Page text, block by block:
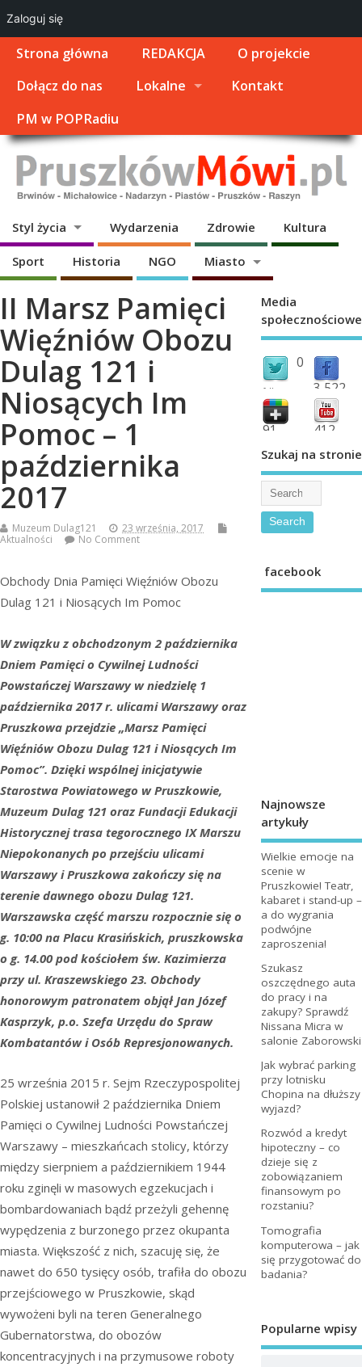
Strona główna REDAKCJA
O projekcie
Dołącz do nas
Lokalne
Kontakt
PM w POPRadiu
Styl życia Wydarzenia Zdrowie Kultura
Sport Historia NGO Miasto
II Marsz Pamięci
Więźniów Obozu
Dulag 121 i
Niosących Im
Pomoc – 1
października
2017
Muzeum Dulag121
23 września, 2017
Aktualności
No Comment
Obchody Dnia Pamięci Więźniów Obozu
Dulag 121 i Niosących Im Pomoc
W związku z obchodzonym 2 października
Dniem Pamięci o Cywilnej Ludności
Powstańczej Warszawy w niedzielę 1
października 2017 r. ulicami Warszawy oraz
Pruszkowa przejdzie „Marsz Pamięci
Więźniów Obozu Dulag 121 i Niosących Im
Pomoc”. Dzięki wspólnej inicjatywie
Starostwa Powiatowego w Pruszkowie,
Muzeum Dulag 121 oraz Fundacji Edukacji
Historycznej trasa tegorocznego IX Marszu
Niepokonanych po przejściu ulicami
Warszawy i Pruszkowa zakończy się na
terenie dawnego obozu Dulag 121.
Warszawska część marszu rozpocznie się o
g. 10:00 na Placu Krasińskich, pruszkowska
o g. 14.00 pod kościołem św. Kazimierza
przy ul. Kraszewskiego 23. Obchody
honorowym patronatem objął Jan Józef
Kasprzyk, p.o. Szefa Urzędu do Spraw
Kombatantów i Osób Represjonowanych.
25 września 2015 r. Sejm Rzeczypospolitej
Polskiej ustanowił 2 października Dniem
Pamięci o Cywilnej Ludności Powstańczej
Warszawy – mieszkańcach stolicy, którzy
między sierpniem a październikiem 1944
roku zginęli w masowych egzekucjach i
bombardowaniach bądź przeżyli gehennę
wypędzenia z burzonego przez okupanta
miasta. Większość z nich, szacuję się, że
nawet do 650 tysięcy osób, trafiła do obozu
przejściowego w Pruszkowie, skąd
wywożeni byli na teren Generalnego
Gubernatorstwa, do obozów
koncentracyjnych i na przymusowe roboty
Media
społecznościowe
0
followers 3,522
fans
91 412
Szukaj na stronie
facebook
Najnowsze
artykuły
Wielkie emocje na
scenie w
Pruszkowie! Teatr,
kabaret i stand-up –
a do wygrania
podwójne
zaproszenia!
Szukasz
oszczędnego auta
do pracy i na
zakupy? Sprawdź
Nissana Micra w
salonie Zaborowski
Jak wybrać parking
przy lotnisku
Chopina na dłuższy
wyjazd?
Rozwód a kredyt
hipoteczny – co
dzieje się z
zobowiązaniem
finansowym po
rozstaniu?
Tomografia
komputerowa – jak
się przygotować do
badania?
Popularne wpisy
Zaloguj się